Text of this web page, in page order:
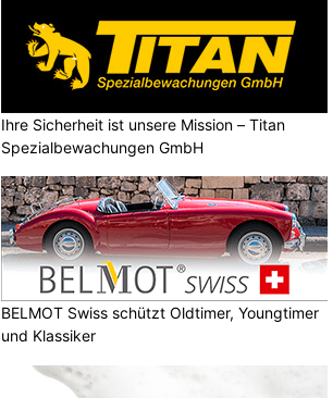
Ihre Sicherheit ist unsere Mission – Titan
Spezialbewachungen GmbH
BELMOT Swiss schützt Oldtimer, Youngtimer
und Klassiker